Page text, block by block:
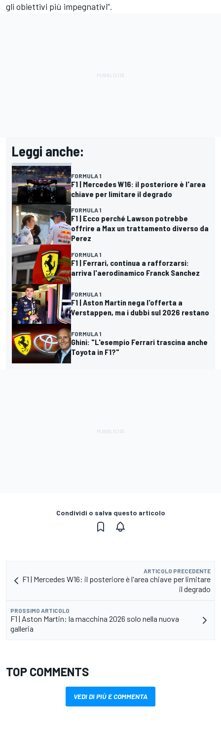
gli obiettivi più impegnativi”.
Leggi anche:
FORMULA 1
F1 | Mercedes W16: il posteriore è l'area
chiave per limitare il degrado
FORMULA 1
F1 | Ecco perché Lawson potrebbe
offrire a Max un trattamento diverso da
Perez
FORMULA 1
F1 | Ferrari, continua a rafforzarsi:
arriva l'aerodinamico Franck Sanchez
FORMULA 1
F1 | Aston Martin nega l'offerta a
Verstappen, ma i dubbi sul 2026 restano
FORMULA 1
Ghini: "L'esempio Ferrari trascina anche
Toyota in F1?"
Condividi o salva questo articolo
ARTICOLO PRECEDENTE
F1 | Mercedes W16: il posteriore è l'area chiave per limitare
il degrado
PROSSIMO ARTICOLO
F1 | Aston Martin: la macchina 2026 solo nella nuova
galleria
TOP COMMENTS
VEDI DI PIÙ E COMMENTA